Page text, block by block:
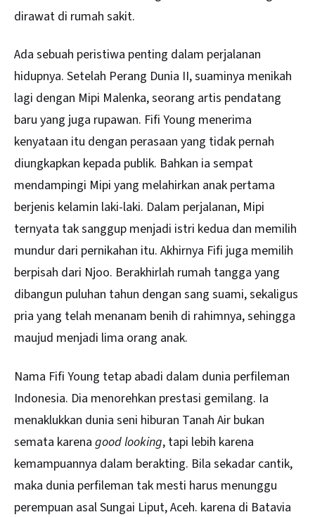
dirawat di rumah sakit.
Ada sebuah peristiwa penting dalam perjalanan
hidupnya. Setelah Perang Dunia II, suaminya menikah
lagi dengan Mipi Malenka, seorang artis pendatang
baru yang juga rupawan. Fifi Young menerima
kenyataan itu dengan perasaan yang tidak pernah
diungkapkan kepada publik. Bahkan ia sempat
mendampingi Mipi yang melahirkan anak pertama
berjenis kelamin laki-laki. Dalam perjalanan, Mipi
ternyata tak sanggup menjadi istri kedua dan memilih
mundur dari pernikahan itu. Akhirnya Fifi juga memilih
berpisah dari Njoo. Berakhirlah rumah tangga yang
dibangun puluhan tahun dengan sang suami, sekaligus
pria yang telah menanam benih di rahimnya, sehingga
maujud menjadi lima orang anak.
Nama Fifi Young tetap abadi dalam dunia perfileman
Indonesia. Dia menorehkan prestasi gemilang. Ia
menaklukkan dunia seni hiburan Tanah Air bukan
semata karena good looking, tapi lebih karena
kemampuannya dalam berakting. Bila sekadar cantik,
maka dunia perfileman tak mesti harus menunggu
perempuan asal Sungai Liput, Aceh. karena di Batavia